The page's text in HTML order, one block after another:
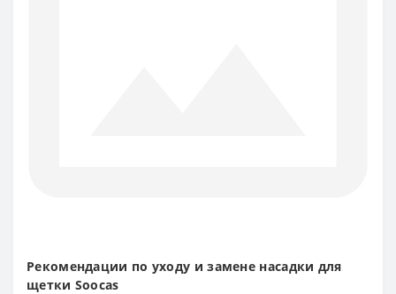
Рекомендации по уходу и замене насадки для
щетки Soocas